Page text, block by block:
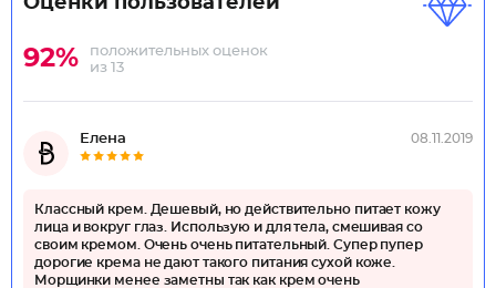
92%
положительных оценок
из 13
Елена 08.11.2019
Классный крем. Дешевый, но действительно питает кожу
лица и вокруг глаз. Использую и для тела, смешивая со
своим кремом. Очень очень питательный. Супер пупер
дорогие крема не дают такого питания сухой коже.
Морщинки менее заметны так как крем очень